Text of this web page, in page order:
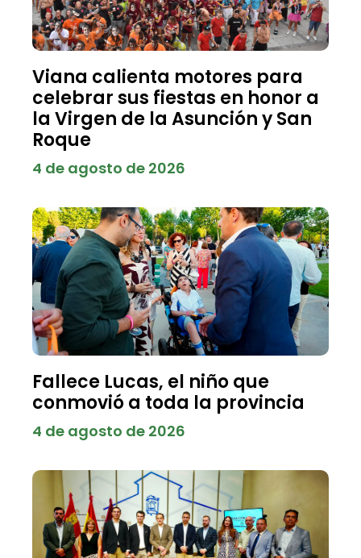
Viana calienta motores para
celebrar sus fiestas en honor a
la Virgen de la Asunción y San
Roque
4 de agosto de 2026
Fallece Lucas, el niño que
conmovió a toda la provincia
4 de agosto de 2026